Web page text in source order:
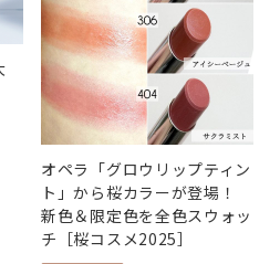
オペラ「グロウリップティン
ト」から桜カラーが登場！
新色＆限定色を全色スウォッ
チ［桜コスメ2025］